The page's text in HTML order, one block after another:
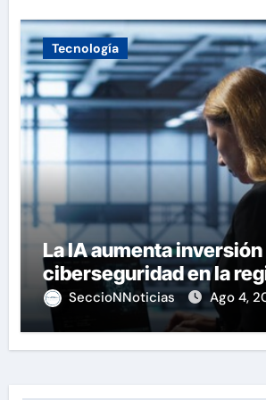
Tecnología
La IA aumenta inversión
ciberseguridad en la
SeccioNNoticias Ago 4,